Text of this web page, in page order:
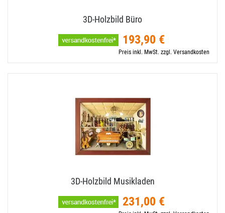
3D-​Holzbild Büro
193,90 €
Preis inkl. MwSt. zzgl. Versandkosten
3D-​Holzbild Musikladen
231,00 €